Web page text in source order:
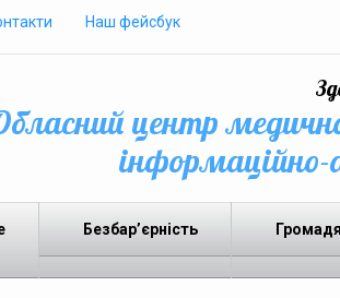
Наш фейсбук
центр
інформаційно-
Безбар’єрність